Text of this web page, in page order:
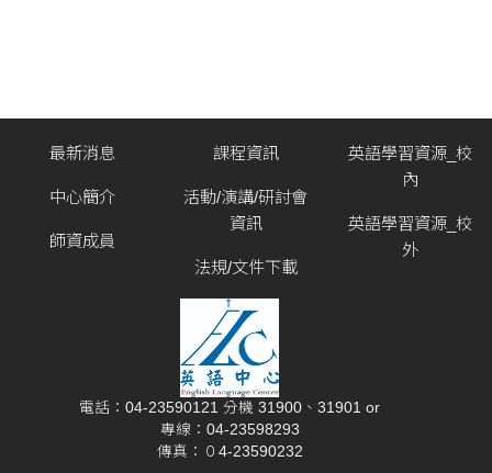
最新消息
中心簡介
師資成員
課程資訊
活動/演講/研討會
資訊
法規/文件下載
英語學習資源_校
內
英語學習資源_校
外
電話：04-23590121 分機 31900、31901 or
專線：04-23598293
傳真：０4-23590232